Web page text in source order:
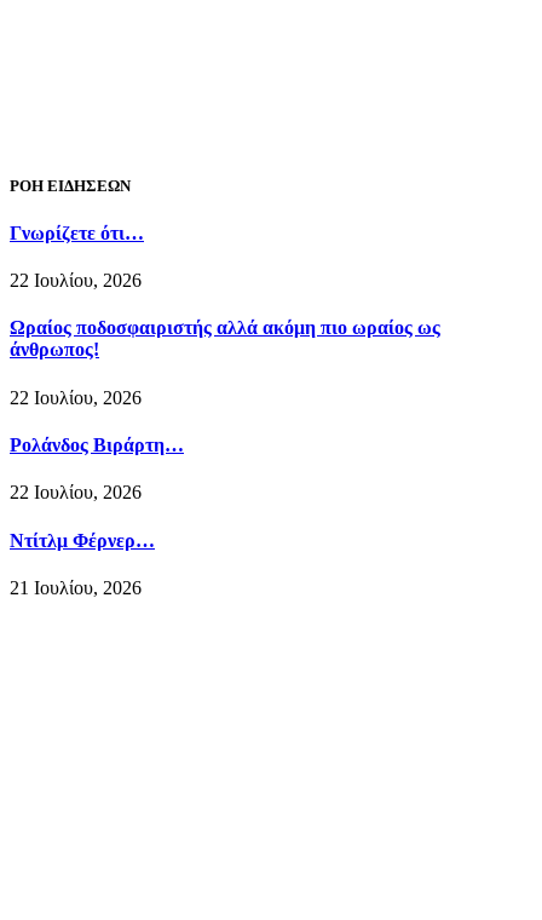
ΡΟΗ ΕΙΔΗΣΕΩΝ
Γνωρίζετε ότι…
22 Ιουλίου, 2026
Ωραίος ποδοσφαιριστής αλλά ακόμη πιο ωραίος ως
άνθρωπος!
22 Ιουλίου, 2026
Ρολάνδος Βιράρτη…
22 Ιουλίου, 2026
Ντίτλμ Φέρνερ…
21 Ιουλίου, 2026